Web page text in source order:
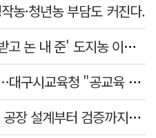
농·청년농 부담도 커진다.
[경자유전에 농촌 흔들]'쌀 받고 논 내 준' 도지농 이제 어쩌나?
학생부 상업적 이용 금지에…대구시교육청 "공교육 대입 상담 강화"
인공지능으로 2차전지 해외 공장 설계부터 검증까지…경북도·포항시 플랫폼 개발 착수